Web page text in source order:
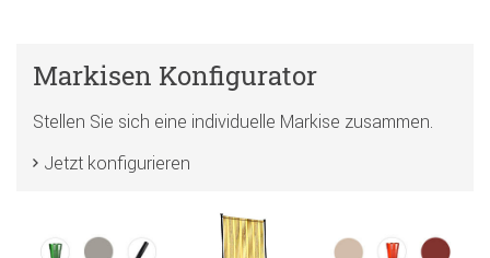
Markisen Konfigurator
Stellen Sie sich eine individuelle Markise zusammen.
Jetzt konfigurieren